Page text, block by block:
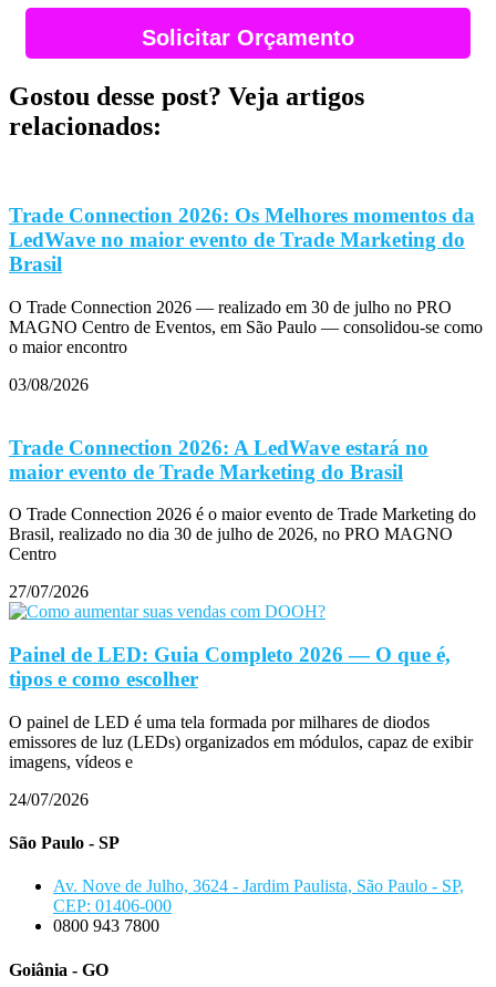
Solicitar Orçamento
Gostou desse post? Veja artigos
relacionados:
Trade Connection 2026: Os Melhores momentos da
LedWave no maior evento de Trade Marketing do
Brasil
O Trade Connection 2026 — realizado em 30 de julho no PRO
MAGNO Centro de Eventos, em São Paulo — consolidou-se como
o maior encontro
03/08/2026
Trade Connection 2026: A LedWave estará no
maior evento de Trade Marketing do Brasil
O Trade Connection 2026 é o maior evento de Trade Marketing do
Brasil, realizado no dia 30 de julho de 2026, no PRO MAGNO
Centro
27/07/2026
Painel de LED: Guia Completo 2026 — O que é,
tipos e como escolher
O painel de LED é uma tela formada por milhares de diodos
emissores de luz (LEDs) organizados em módulos, capaz de exibir
imagens, vídeos e
24/07/2026
São Paulo - SP
Av. Nove de Julho, 3624 - Jardim Paulista, São Paulo - SP,
CEP: 01406-000
0800 943 7800
Goiânia - GO